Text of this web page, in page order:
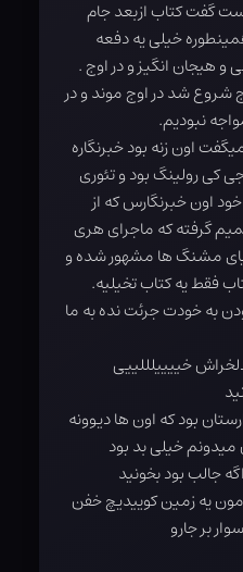
گفت کتاب ازبعد جام
خیلی یه دفعه
هیجان انگیز و در اوج .
شروع شد در اوج موند و در
نبودیم.
اون زنه بود خبرنگاره
رولینگ بود و تئوری
اون خبرنگارس که از
گرفته که ماجرای هری
مشنگ ها مشهور شده و
فقط یه کتاب تخیلیه.
به خودت جرئت نده به ما
خییییلللییی
بود که اون ها دیوونه
خیلی بد بود
جالب بود بخونید
یه زمین کوییدیچ خفن
بر جارو